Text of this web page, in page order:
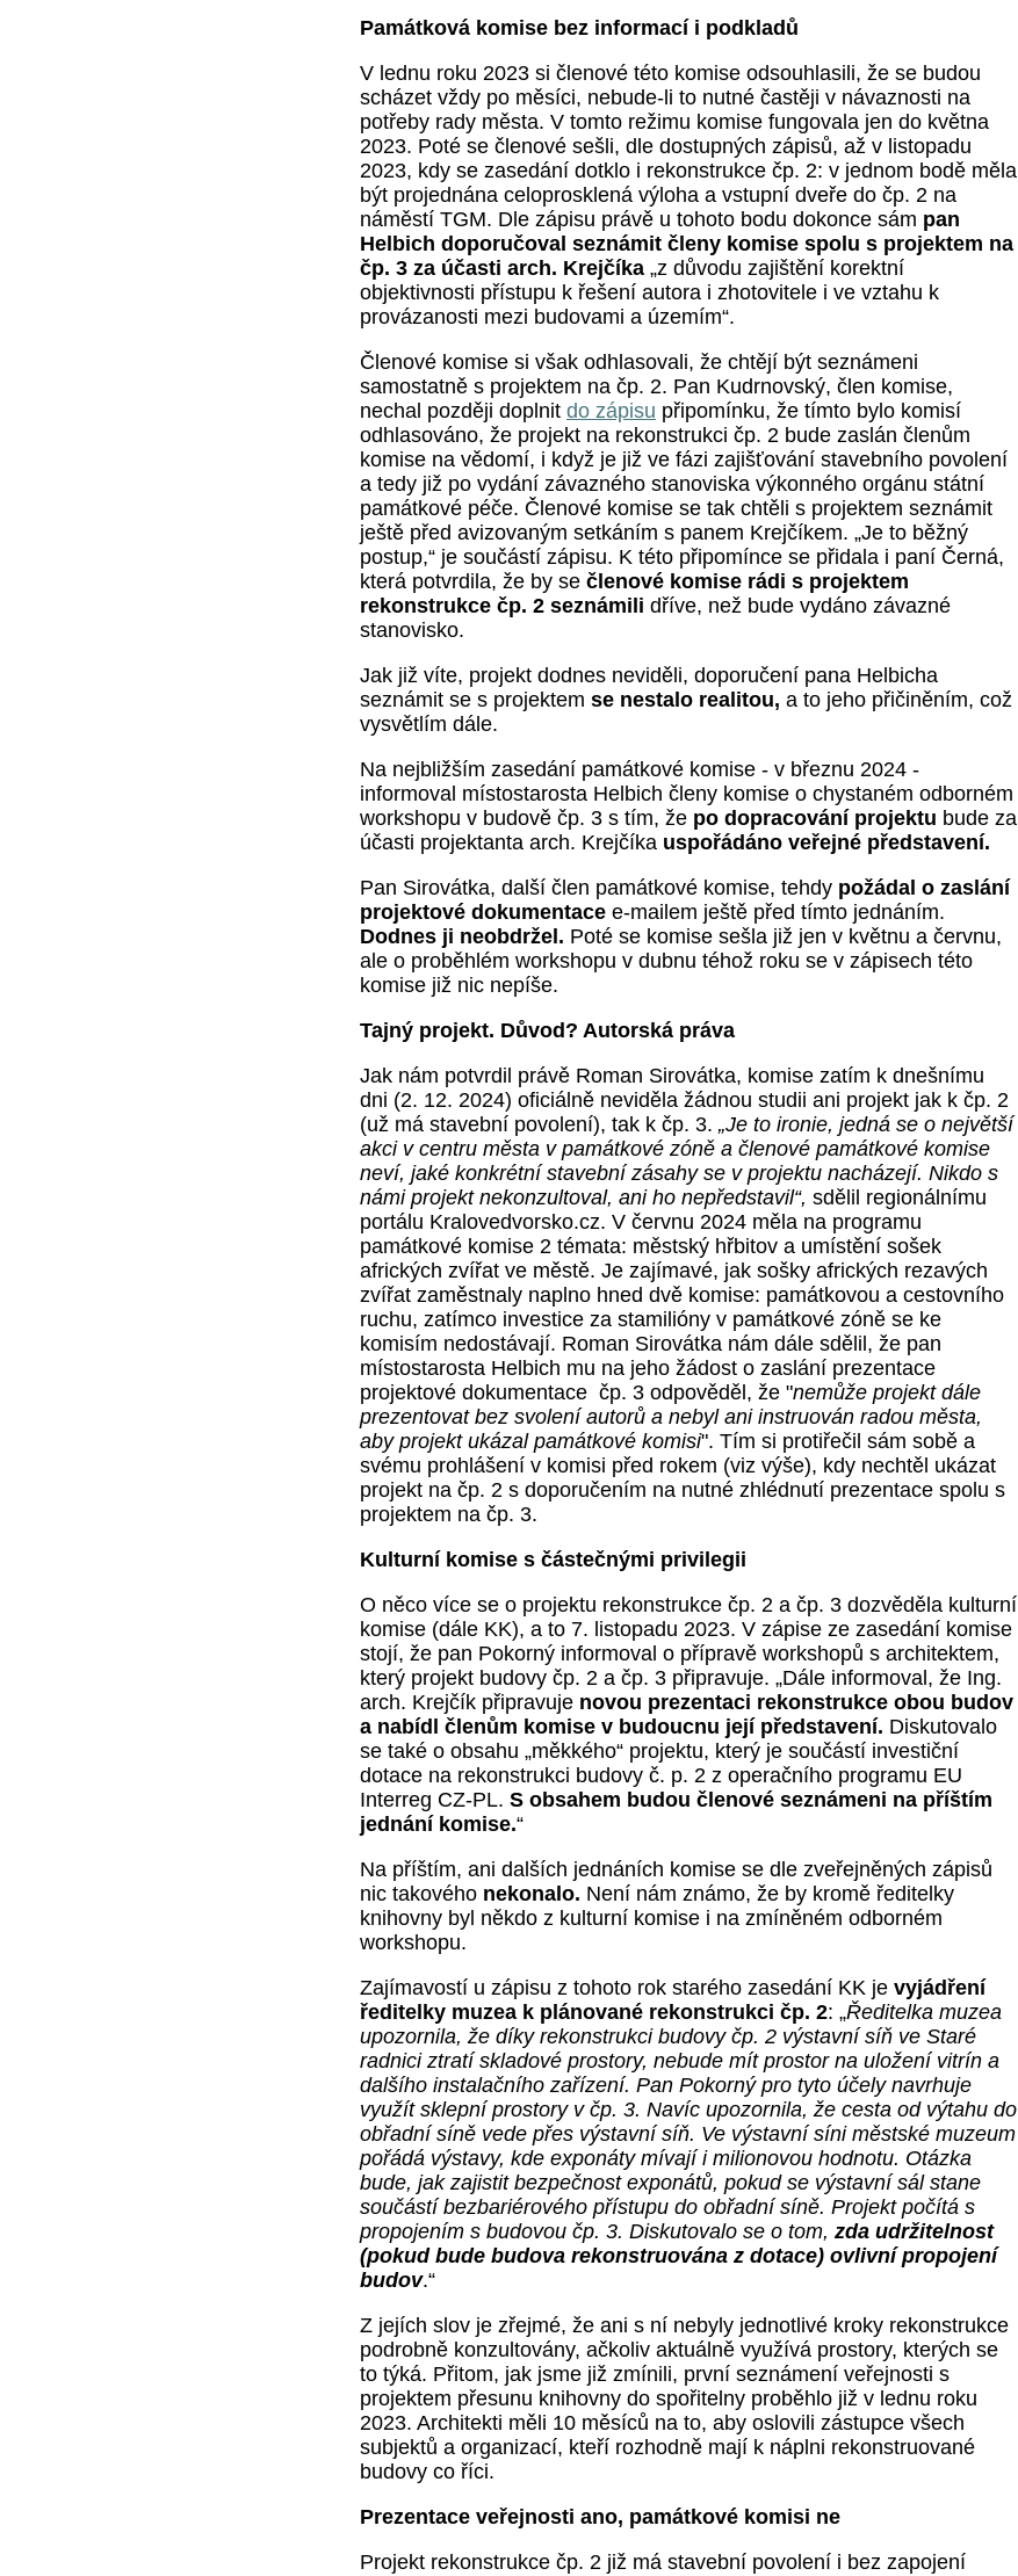
Památková komise bez informací i podkladů
V lednu roku 2023 si členové této komise odsouhlasili, že se budou
scházet vždy po měsíci, nebude-li to nutné častěji v návaznosti na
potřeby rady města. V tomto režimu komise fungovala jen do května
2023. Poté se členové sešli, dle dostupných zápisů, až v listopadu
2023, kdy se zasedání dotklo i rekonstrukce čp. 2: v jednom bodě měla
být projednána celoprosklená výloha a vstupní dveře do čp. 2 na
náměstí TGM. Dle zápisu právě u tohoto bodu dokonce sám pan
Helbich doporučoval seznámit členy komise spolu s projektem na
čp. 3 za účasti arch. Krejčíka „z důvodu zajištění korektní
objektivnosti přístupu k řešení autora i zhotovitele i ve vztahu k
provázanosti mezi budovami a územím“.
Členové komise si však odhlasovali, že chtějí být seznámeni
samostatně s projektem na čp. 2. Pan Kudrnovský, člen komise,
nechal později doplnit do zápisu připomínku, že tímto bylo komisí
odhlasováno, že projekt na rekonstrukci čp. 2 bude zaslán členům
komise na vědomí, i když je již ve fázi zajišťování stavebního povolení
a tedy již po vydání závazného stanoviska výkonného orgánu státní
památkové péče. Členové komise se tak chtěli s projektem seznámit
ještě před avizovaným setkáním s panem Krejčíkem. „Je to běžný
postup,“ je součástí zápisu. K této připomínce se přidala i paní Černá,
která potvrdila, že by se členové komise rádi s projektem
rekonstrukce čp. 2 seznámili dříve, než bude vydáno závazné
stanovisko.
Jak již víte, projekt dodnes neviděli, doporučení pana Helbicha
seznámit se s projektem se nestalo realitou, a to jeho přičiněním, což
vysvětlím dále.
Na nejbližším zasedání památkové komise - v březnu 2024 -
informoval místostarosta Helbich členy komise o chystaném odborném
workshopu v budově čp. 3 s tím, že po dopracování projektu bude za
účasti projektanta arch. Krejčíka uspořádáno veřejné představení.
Pan Sirovátka, další člen památkové komise, tehdy požádal o zaslání
projektové dokumentace e-mailem ještě před tímto jednáním.
Dodnes ji neobdržel. Poté se komise sešla již jen v květnu a červnu,
ale o proběhlém workshopu v dubnu téhož roku se v zápisech této
komise již nic nepíše.
Tajný projekt. Důvod? Autorská práva
Jak nám potvrdil právě Roman Sirovátka, komise zatím k dnešnímu
dni (2. 12. 2024) oficiálně neviděla žádnou studii ani projekt jak k čp. 2
(už má stavební povolení), tak k čp. 3. „Je to ironie, jedná se o největší
akci v centru města v památkové zóně a členové památkové komise
neví, jaké konkrétní stavební zásahy se v projektu nacházejí. Nikdo s
námi projekt nekonzultoval, ani ho nepředstavil“, sdělil regionálnímu
portálu Kralovedvorsko.cz. V červnu 2024 měla na programu
památkové komise 2 témata: městský hřbitov a umístění sošek
afrických zvířat ve městě. Je zajímavé, jak sošky afrických rezavých
zvířat zaměstnaly naplno hned dvě komise: památkovou a cestovního
ruchu, zatímco investice za stamilióny v památkové zóně se ke
komisím nedostávají. Roman Sirovátka nám dále sdělil, že pan
místostarosta Helbich mu na jeho žádost o zaslání prezentace
projektové dokumentace čp. 3 odpověděl, že "nemůže projekt dále
prezentovat bez svolení autorů a nebyl ani instruován radou města,
aby projekt ukázal památkové komisi". Tím si protiřečil sám sobě a
svému prohlášení v komisi před rokem (viz výše), kdy nechtěl ukázat
projekt na čp. 2 s doporučením na nutné zhlédnutí prezentace spolu s
projektem na čp. 3.
Kulturní komise s částečnými privilegii
O něco více se o projektu rekonstrukce čp. 2 a čp. 3 dozvěděla kulturní
komise (dále KK), a to 7. listopadu 2023. V zápise ze zasedání komise
stojí, že pan Pokorný informoval o přípravě workshopů s architektem,
který projekt budovy čp. 2 a čp. 3 připravuje. „Dále informoval, že Ing.
arch. Krejčík připravuje novou prezentaci rekonstrukce obou budov
a nabídl členům komise v budoucnu její představení. Diskutovalo
se také o obsahu „měkkého“ projektu, který je součástí investiční
dotace na rekonstrukci budovy č. p. 2 z operačního programu EU
Interreg CZ-PL. S obsahem budou členové seznámeni na příštím
jednání komise.“
Na příštím, ani dalších jednáních komise se dle zveřejněných zápisů
nic takového nekonalo. Není nám známo, že by kromě ředitelky
knihovny byl někdo z kulturní komise i na zmíněném odborném
workshopu.
Zajímavostí u zápisu z tohoto rok starého zasedání KK je vyjádření
ředitelky muzea k plánované rekonstrukci čp. 2: „Ředitelka muzea
upozornila, že díky rekonstrukci budovy čp. 2 výstavní síň ve Staré
radnici ztratí skladové prostory, nebude mít prostor na uložení vitrín a
dalšího instalačního zařízení. Pan Pokorný pro tyto účely navrhuje
využít sklepní prostory v čp. 3. Navíc upozornila, že cesta od výtahu do
obřadní síně vede přes výstavní síň. Ve výstavní síni městské muzeum
pořádá výstavy, kde exponáty mívají i milionovou hodnotu. Otázka
bude, jak zajistit bezpečnost exponátů, pokud se výstavní sál stane
součástí bezbariérového přístupu do obřadní síně. Projekt počítá s
propojením s budovou čp. 3. Diskutovalo se o tom, zda udržitelnost
(pokud bude budova rekonstruována z dotace) ovlivní propojení
budov.“
Z jejích slov je zřejmé, že ani s ní nebyly jednotlivé kroky rekonstrukce
podrobně konzultovány, ačkoliv aktuálně využívá prostory, kterých se
to týká. Přitom, jak jsme již zmínili, první seznámení veřejnosti s
projektem přesunu knihovny do spořitelny proběhlo již v lednu roku
2023. Architekti měli 10 měsíců na to, aby oslovili zástupce všech
subjektů a organizací, kteří rozhodně mají k náplni rekonstruované
budovy co říci.
Prezentace veřejnosti ano, památkové komisi ne
Projekt rekonstrukce čp. 2 již má stavební povolení i bez zapojení